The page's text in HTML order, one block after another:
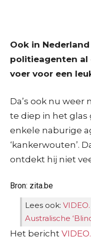
Ook in
politieagenten al
voer voor een
Da’s ook nu weer
te diep in het
enkele naburige
‘kankerwouten’.
ontdekt hij niet
Bron: zita.be
Lees ook:
Australische
Het bericht